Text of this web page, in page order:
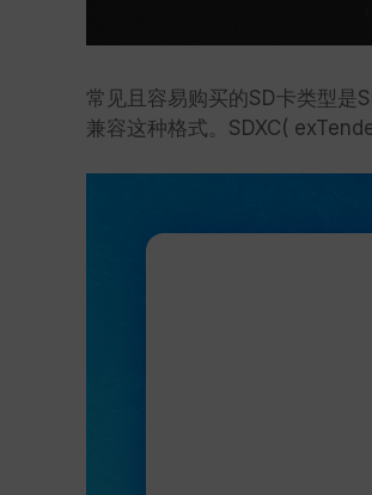
常见且容易购买的SD卡类型是
兼容这种格式。SDXC(